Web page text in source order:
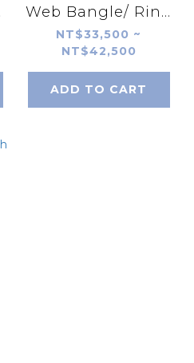
Web Bangle/ Ring
with Turquoise
NT$33,500 ~
NT$42,500
ADD TO CART